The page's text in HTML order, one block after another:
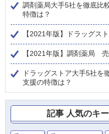
調剤薬局大手5社を徹底比
特徴は？
【2021年版】ドラッグス
【2021年版】調剤薬局
ドラッグストア大手5社を
支援の特徴は？
記事 人気のキ